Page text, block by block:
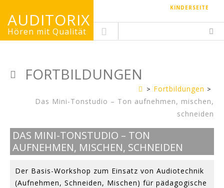
KINDERSEITE
AUDITORIX
Hören mit Qualität
FORTBILDUNGEN
Erwachsenenseite
Fortbildungen
Das Mini-Tonstudio – Ton aufnehmen, mischen,
schneiden
DAS MINI-TONSTUDIO – TON
AUFNEHMEN, MISCHEN, SCHNEIDEN
Der Basis-Workshop zum Einsatz von Audiotechnik
(Aufnehmen, Schneiden, Mischen) für pädagogische